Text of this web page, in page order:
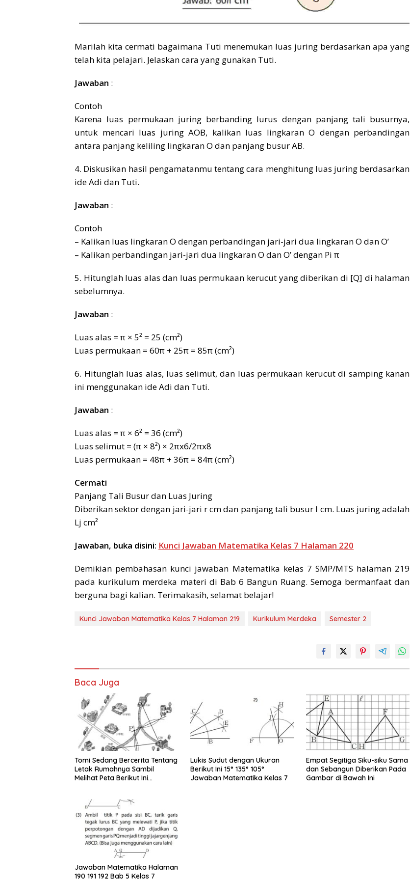
Marilah kita cermati bagaimana Tuti menemukan luas juring berdasarkan apa yang
telah kita pelajari. Jelaskan cara yang gunakan Tuti.
Jawaban :
Contoh
Karena luas permukaan juring berbanding lurus dengan panjang tali busurnya,
untuk mencari luas juring AOB, kalikan luas lingkaran O dengan perbandingan
antara panjang keliling lingkaran O dan panjang busur AB.
4. Diskusikan hasil pengamatanmu tentang cara menghitung luas juring berdasarkan
ide Adi dan Tuti.
Jawaban :
Contoh
– Kalikan luas lingkaran O dengan perbandingan jari-jari dua lingkaran O dan O’
– Kalikan perbandingan jari-jari dua lingkaran O dan O’ dengan Pi π
5. Hitunglah luas alas dan luas permukaan kerucut yang diberikan di [Q] di halaman
sebelumnya.
Jawaban :
Luas alas = π × 5² = 25 (cm²)
Luas permukaan = 60π + 25π = 85π (cm²)
6. Hitunglah luas alas, luas selimut, dan luas permukaan kerucut di samping kanan
ini menggunakan ide Adi dan Tuti.
Jawaban :
Luas alas = π × 6² = 36 (cm²)
Luas selimut = (π × 8²) × 2πx6/2πx8
Luas permukaan = 48π + 36π = 84π (cm²)
Cermati
Panjang Tali Busur dan Luas Juring
Diberikan sektor dengan jari-jari r cm dan panjang tali busur l cm. Luas juring adalah
Lj cm²
Jawaban, buka disini: Kunci Jawaban Matematika Kelas 7 Halaman 220
Demikian pembahasan kunci jawaban Matematika kelas 7 SMP/MTS halaman 219
pada kurikulum merdeka materi di Bab 6 Bangun Ruang. Semoga bermanfaat dan
berguna bagi kalian. Terimakasih, selamat belajar!
Kunci Jawaban Matematika Kelas 7 Halaman 219 Kurikulum Merdeka Semester 2
Baca Juga
Tomi Sedang Bercerita Tentang
Letak Rumahnya Sambil
Melihat Peta Berikut Ini
Lukis Sudut dengan Ukuran
Berikut Ini 15° 135° 105°
Jawaban Matematika Kelas 7
Empat Segitiga Siku-siku Sama
dan Sebangun Diberikan Pada
Gambar di Bawah Ini
Jawaban Matematika Halaman
190 191 192 Bab 5 Kelas 7